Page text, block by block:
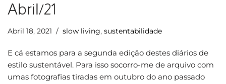
Abril/21
Abril 18, 2021 slow living, sustentabilidade
E cá estamos para a segunda edição destes diários de
estilo sustentável. Para isso socorro-me de arquivo com
umas fotografias tiradas em outubro do ano passado